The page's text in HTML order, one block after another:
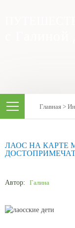
Главная >
ЛАОС НА КАРТЕ
Автор: Галина